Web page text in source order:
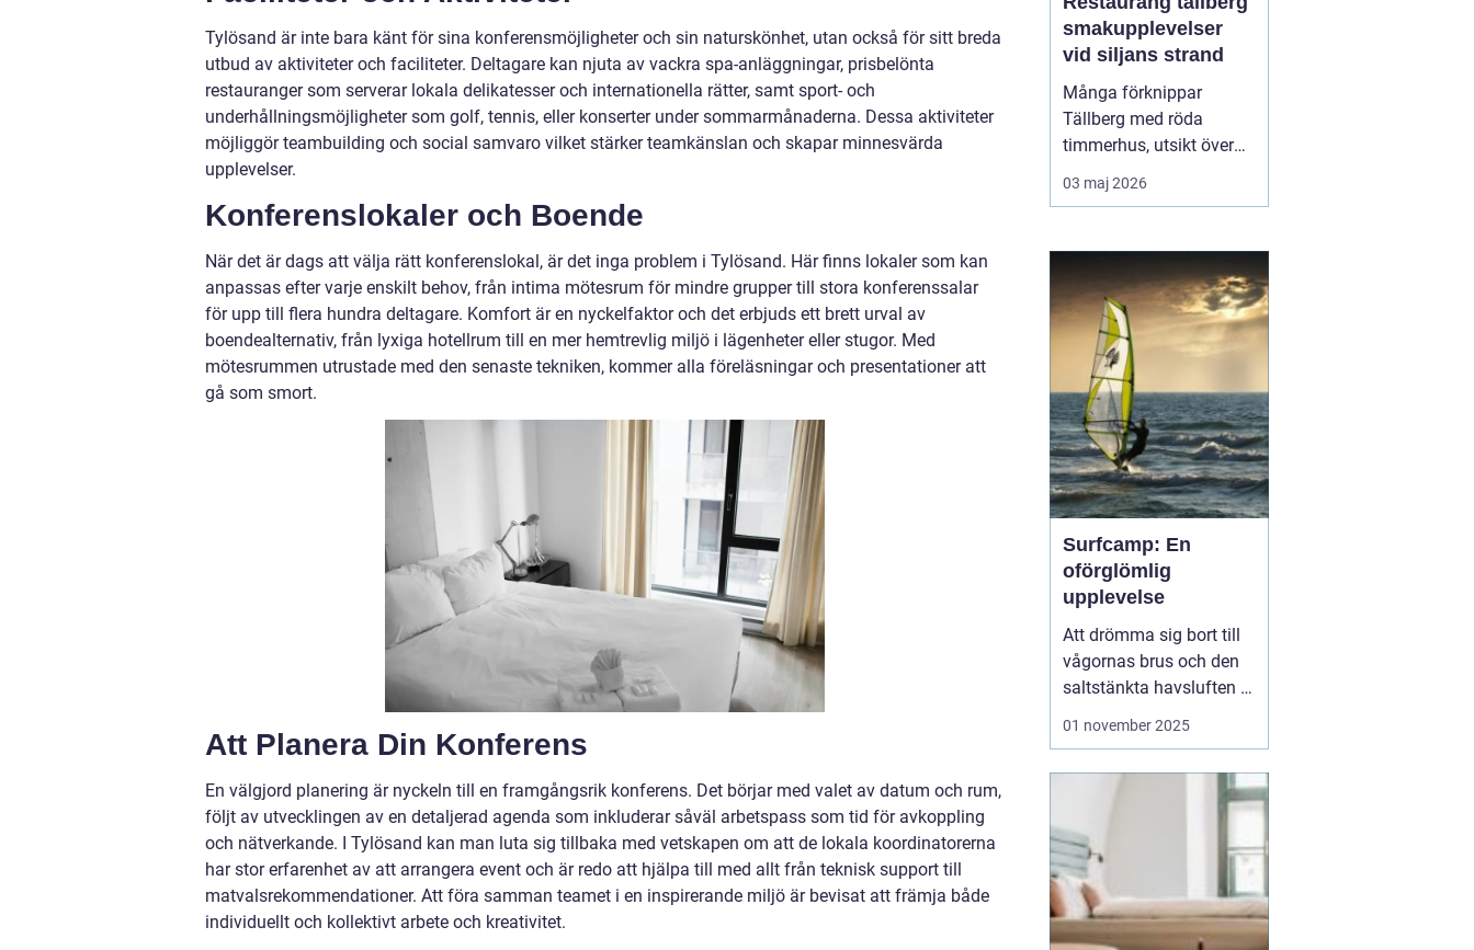
Tylösand är inte bara känt för sina konferensmöjligheter och sin naturskönhet, utan också för sitt breda
utbud av aktiviteter och faciliteter. Deltagare kan njuta av vackra spa-anläggningar, prisbelönta
restauranger som serverar lokala delikatesser och internationella rätter, samt sport- och
underhållningsmöjligheter som golf, tennis, eller konserter under sommarmånaderna. Dessa aktiviteter
möjliggör teambuilding och social samvaro vilket stärker teamkänslan och skapar minnesvärda
upplevelser.
Konferenslokaler och Boende
När det är dags att välja rätt konferenslokal, är det inga problem i Tylösand. Här finns lokaler som kan
anpassas efter varje enskilt behov, från intima mötesrum för mindre grupper till stora konferenssalar
för upp till flera hundra deltagare. Komfort är en nyckelfaktor och det erbjuds ett brett urval av
boendealternativ, från lyxiga hotellrum till en mer hemtrevlig miljö i lägenheter eller stugor. Med
mötesrummen utrustade med den senaste tekniken, kommer alla föreläsningar och presentationer att
gå som smort.
Att Planera Din Konferens
En välgjord planering är nyckeln till en framgångsrik konferens. Det börjar med valet av datum och rum,
följt av utvecklingen av en detaljerad agenda som inkluderar såväl arbetspass som tid för avkoppling
och nätverkande. I Tylösand kan man luta sig tillbaka med vetskapen om att de lokala koordinatorerna
har stor erfarenhet av att arrangera event och är redo att hjälpa till med allt från teknisk support till
matvalsrekommendationer. Att föra samman teamet i en inspirerande miljö är bevisat att främja både
individuellt och kollektivt arbete och kreativitet.
smakupplevelser
vid siljans strand
Många förknippar
Tällberg med röda
timmerhus, utsikt över
Siljan och klassiska
dalatraditioner. Men byn
matdestination. Här
möts resenärer som vill
äta genuint, närodlat och
vällagat utan att tumma
på vare sig kvalitet ell...
03 maj 2026
Surfcamp: En
oförglömlig
upplevelse
Att drömma sig bort till
vågornas brus och den
saltstänkta havsluften är
en längtan många
surfcamp som ett
perfekt alternati...
01 november 2025